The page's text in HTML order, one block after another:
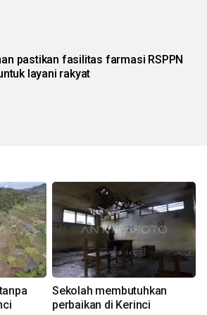
pastikan fasilitas farmasi RSPPN
layani rakyat
Sekolah membutuhkan
perbaikan di Kerinci